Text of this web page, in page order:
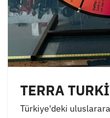
TERRA
Türkiye'deki